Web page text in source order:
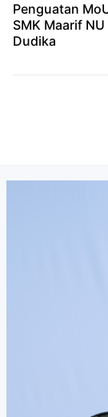
Penguatan
SMK Maarif
Dudika